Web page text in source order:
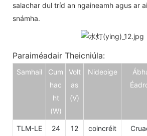
salachar dul tríd an ngaineamh agus ar
snámha.
Paraiméadair Theicniúla:
Samhail
Cum
hac
ht
(W)
Volt
as
(V)
Nideoige
TLM-LE
24 12 coincréit